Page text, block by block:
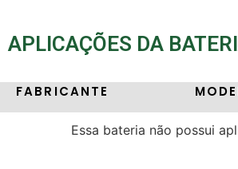
APLICAÇÕES DA
FABRICANTE
Essa bateria não possui